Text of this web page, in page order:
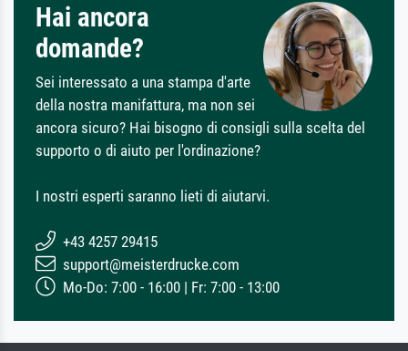
Hai ancora
domande?
Sei interessato a una stampa d'arte
della nostra manifattura, ma non sei
ancora sicuro? Hai bisogno di consigli sulla scelta del
supporto o di aiuto per l'ordinazione?
I nostri esperti saranno lieti di aiutarvi.
+43 4257 29415
support@meisterdrucke.com
Mo-Do: 7:00 - 16:00 | Fr: 7:00 - 13:00